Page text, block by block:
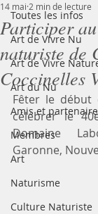
Toutes les infos
Art de Vivre Nu
Art de Vivre
Art du Nu
Amis et
Membres
Art
Naturisme
Culture Naturiste
Participer
naturiste de
Coccinelles
14 mai 2 min de lecture
Fêter le début
célébrer le
Domaine
Garonne,